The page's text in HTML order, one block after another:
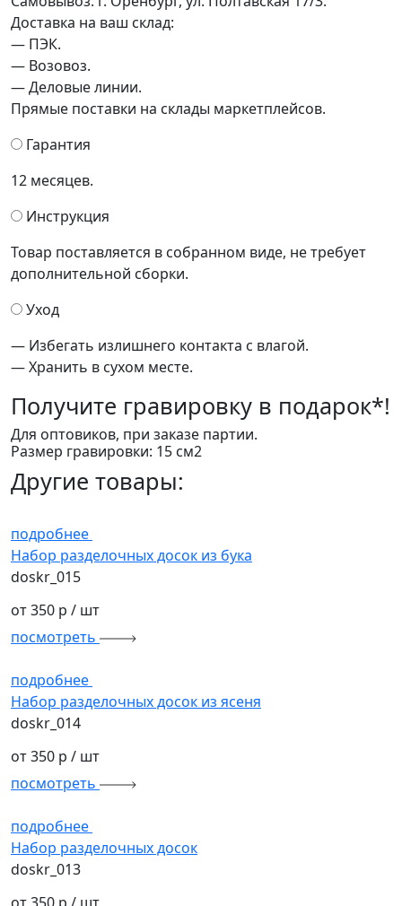
Доставка на ваш склад:
— ПЭК.
— Возовоз.
— Деловые линии.
Прямые поставки на склады маркетплейсов.
Гарантия
12 месяцев.
Инструкция
Товар поставляется в собранном виде, не требует
дополнительной сборки.
Уход
— Избегать излишнего контакта с влагой.
— Хранить в сухом месте.
Получите гравировку в подарок*!
Для оптовиков, при заказе партии.
Размер гравировки: 15 см2
Другие товары:
подробнее
Набор разделочных досок из бука
doskr_015
от 350 р / шт
посмотреть
подробнее
Набор разделочных досок из ясеня
doskr_014
от 350 р / шт
посмотреть
подробнее
Набор разделочных досок
doskr_013